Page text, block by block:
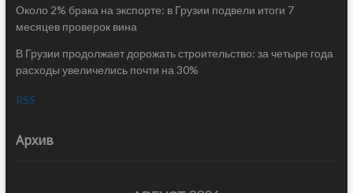
Около 2% брака на экспорте: в Грузии подвели итоги 7
месяцев проверок вина
В Грузии продолжает дорожать строительство: за четыре года
расходы увеличелись почти на 30%
RSS
Архив